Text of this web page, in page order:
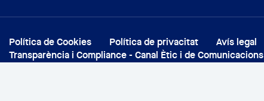
Política de Cookies Política de privacitat
Avís legal
Transparència i Compliance - Canal Ètic i de Comunicacions